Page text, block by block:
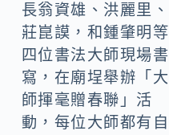
長翁資雄、洪麗里、
莊崑謨，和鍾肇明等
四位書法大師現場書
寫，在廟埕舉辦「大
師揮毫贈春聯」活
動，每位大師都有自